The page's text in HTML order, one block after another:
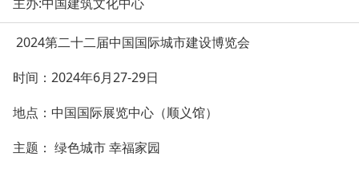
2024第二十二届中国国际城市建设博览会
时间：2024年6月27-29日
地点：中国国际展览中心（顺义馆）
主题： 绿色城市 幸福家园